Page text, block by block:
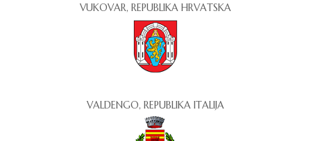
VUKOVAR, REPUBLIKA HRVATSKA
VALDENGO, REPUBLIKA ITALIJA